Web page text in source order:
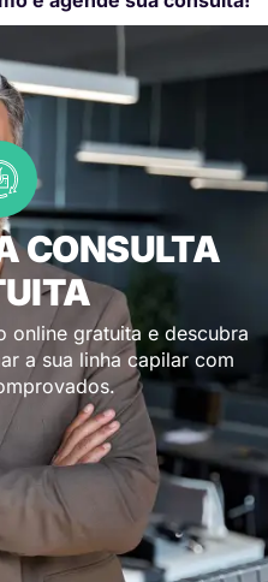
CONSULTA
online gratuita e descubra
a sua linha capilar com